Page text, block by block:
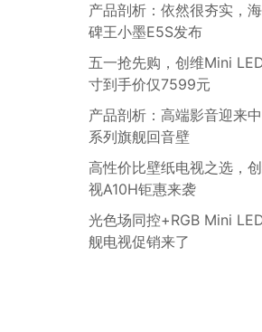
产品剖析：依然很夯实，
碑王小墨E5S发布
五一抢先购，创维Mini
寸到手价仅7599元
产品剖析：高端影音迎来
系列旗舰回音壁
高性价比壁纸电视之选，
视A10H钜惠来袭
光色场同控+RGB Mini
舰电视促销来了